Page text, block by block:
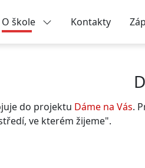
O škole Kontakty
do projektu Dáme na Vás.
ve kterém žijeme".